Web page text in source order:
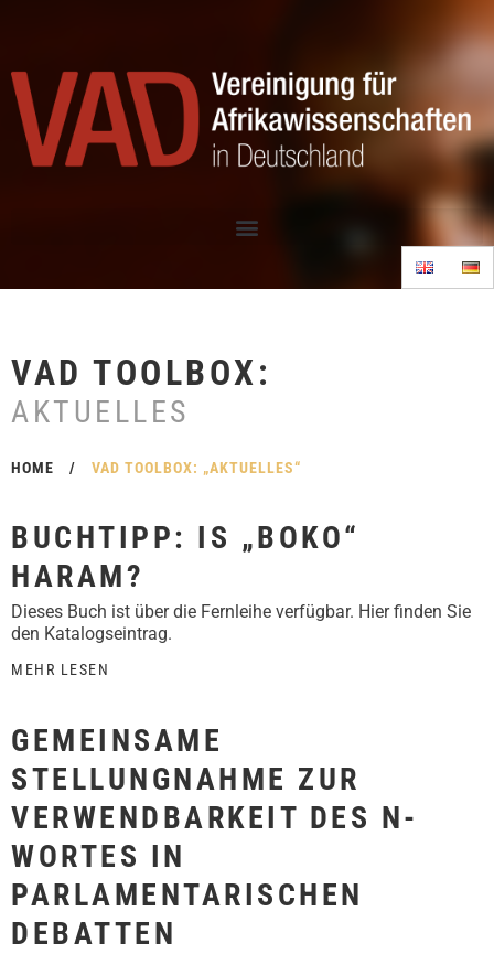
VAD TOOLBOX:
AKTUELLES
HOME / VAD TOOLBOX: „AKTUELLES“
BUCHTIPP: IS „BOKO“
HARAM?
Dieses Buch ist über die Fernleihe verfügbar. Hier finden Sie
den Katalogseintrag.
MEHR LESEN
GEMEINSAME
STELLUNGNAHME ZUR
VERWENDBARKEIT DES N-
WORTES IN
PARLAMENTARISCHEN
DEBATTEN